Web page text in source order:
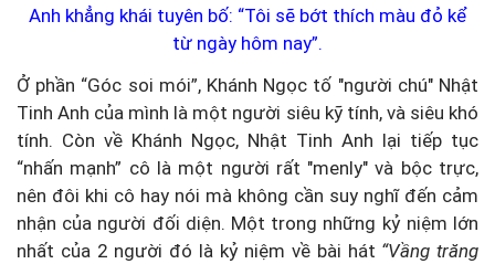
Anh khẳng khái tuyên bố: “Tôi sẽ bớt thích màu đỏ kể
từ ngày hôm nay”.
Ở phần “Góc soi mói”, Khánh Ngọc tố "người chú" Nhật
Tinh Anh của mình là một người siêu kỹ tính, và siêu khó
tính. Còn về Khánh Ngọc, Nhật Tinh Anh lại tiếp tục
“nhấn mạnh” cô là một người rất "menly" và bộc trực,
nên đôi khi cô hay nói mà không cần suy nghĩ đến cảm
nhận của người đối diện. Một trong những kỷ niệm lớn
nhất của 2 người đó là kỷ niệm về bài hát “Vầng trăng